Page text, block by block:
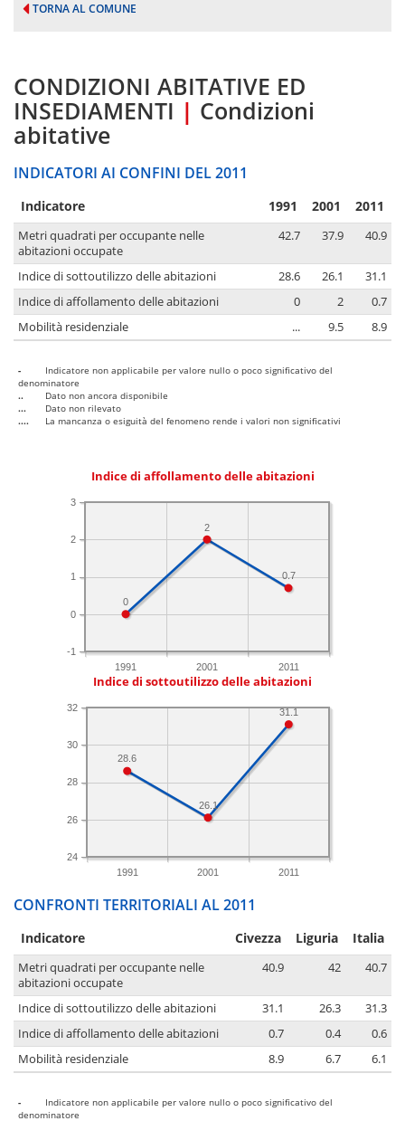
TORNA AL COMUNE
CONDIZIONI ABITATIVE ED
INSEDIAMENTI | Condizioni
abitative
INDICATORI AI CONFINI DEL 2011
Indicatore 1991 2001 2011
Metri quadrati per occupante nelle
abitazioni occupate
42.7 37.9 40.9
Indice di sottoutilizzo delle abitazioni 28.6 26.1
31.1
Indice di affollamento delle abitazioni
0 2
0.7
Mobilità residenziale
... 9.5 8.9
-
Indicatore non applicabile per valore nullo o poco significativo del
denominatore
..
Dato non ancora disponibile
...
Dato non rilevato
....
La mancanza o esiguità del fenomeno rende i valori non significativi
Indice di affollamento delle abitazioni
1991 2001 2011
-1
0
1
2
3
0.7
2
0
Indice di sottoutilizzo delle abitazioni
1991 2001 2011
24
26
28
30
32 31.1
26.1
28.6
CONFRONTI TERRITORIALI AL 2011
Indicatore Civezza Liguria Italia
Metri quadrati per occupante nelle
abitazioni occupate
40.9 42 40.7
Indice di sottoutilizzo delle abitazioni 31.1 26.3
31.3
Indice di affollamento delle abitazioni
0.7 0.4
0.6
Mobilità residenziale
8.9 6.7 6.1
-
Indicatore non applicabile per valore nullo o poco significativo del
denominatore